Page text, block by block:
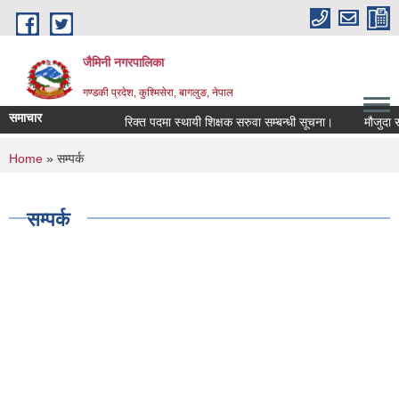
Skip to main content
जैमिनी नगरपालिका
गण्डकी प्रदेश, कुश्मिसेरा, बागलुङ, नेपाल
समाचार रिक्त पदमा स्थायी शिक्षक सरुवा सम्बन्धी सूचना। मौजुदा
You are here
Home » सम्पर्क
सम्पर्क